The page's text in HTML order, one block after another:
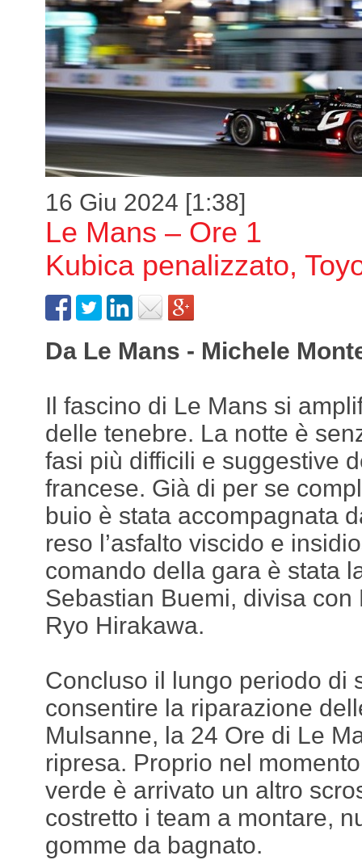
16 Giu 2024 [1:38]
Le Mans – Ore 1
Kubica penalizzato,
Da Le Mans - Michele
Il fascino di Le Mans si
delle tenebre. La notte è
fasi più difficili e suggestive
francese. Già di per se
buio è stata accompagnata
reso l’asfalto viscido e
comando della gara è stata
Sebastian Buemi, divisa
Ryo Hirakawa.
Concluso il lungo periodo di
consentire la riparazione
Mulsanne, la 24 Ore di Le
ripresa. Proprio nel
verde è arrivato un altro
costretto i team a montare,
gomme da bagnato.